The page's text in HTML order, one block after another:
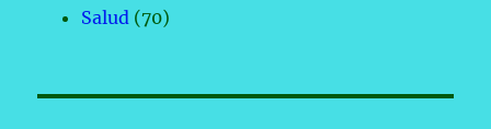
Salud (70)